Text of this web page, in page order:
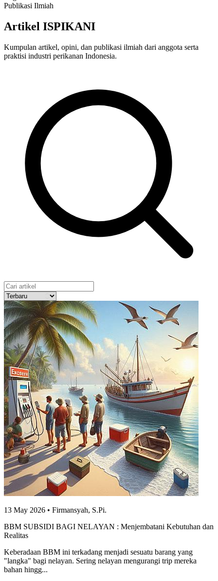
Publikasi Ilmiah
Artikel ISPIKANI
Kumpulan artikel, opini, dan publikasi ilmiah dari anggota serta
praktisi industri perikanan Indonesia.
13 May 2026 • Firmansyah, S.Pi.
BBM SUBSIDI BAGI NELAYAN : Menjembatani Kebutuhan dan
Realitas
Keberadaan BBM ini terkadang menjadi sesuatu barang yang
"langka" bagi nelayan. Sering nelayan mengurangi trip mereka
bahan hingg...